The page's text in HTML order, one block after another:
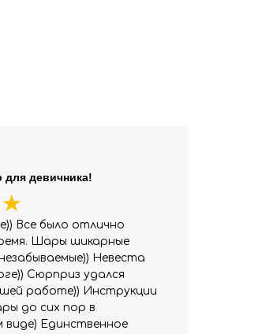
Все было отлично
Шары шикарные
Невеста
Сюрприз удался
работе)) Инструкции
до сих пор в
виде) Единственное
девичника!